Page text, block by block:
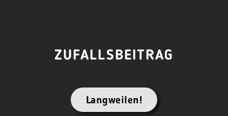
ZUFALLSBEITRAG
Langweilen!